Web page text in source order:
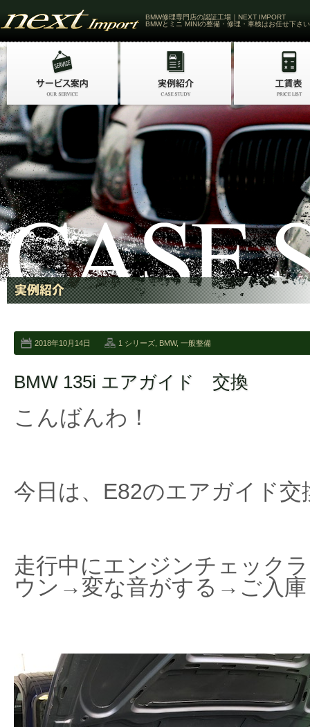
BMW修理専門店の認証工場｜NEXT IMPORT
BMWとミニ MINIの整備・修理・車検はお任せ下さい
2018年10月14日 1 シリーズ BMW, 一般整備
BMW 135i エアガイド 交換
こんばんわ！
今日は、E82のエアガイド
走行中にエンジンチェック
ウン→変な音がする→ご入庫